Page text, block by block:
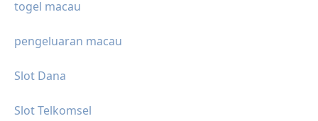
togel macau
pengeluaran macau
Slot Dana
Slot Telkomsel